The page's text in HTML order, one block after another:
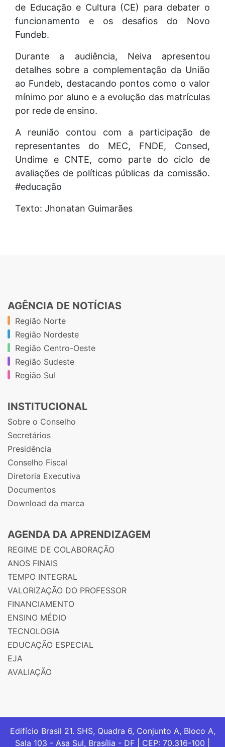
de Educação e Cultura (CE) para debater o
funcionamento e os desafios do Novo
Fundeb.
Durante a audiência, Neiva apresentou
detalhes sobre a complementação da União
ao Fundeb, destacando pontos como o valor
mínimo por aluno e a evolução das matrículas
por rede de ensino.
A reunião contou com a participação de
representantes do MEC, FNDE, Consed,
Undime e CNTE, como parte do ciclo de
avaliações de políticas públicas da comissão.
#educação
Texto: Jhonatan Guimarães
AGÊNCIA DE NOTÍCIAS
Região Norte
Região Nordeste
Região Centro-Oeste
Região Sudeste
Região Sul
INSTITUCIONAL
Sobre o Conselho
Secretários
Presidência
Conselho Fiscal
Diretoria Executiva
Documentos
Download da marca
AGENDA DA APRENDIZAGEM
REGIME DE COLABORAÇÃO
ANOS FINAIS
TEMPO INTEGRAL
VALORIZAÇÃO DO PROFESSOR
FINANCIAMENTO
ENSINO MÉDIO
TECNOLOGIA
EDUCAÇÃO ESPECIAL
EJA
AVALIAÇÃO
Edifício Brasil 21. SHS, Quadra 6, Conjunto A, Bloco A,
Sala 103 - Asa Sul, Brasília - DF | CEP: 70.316-100 |